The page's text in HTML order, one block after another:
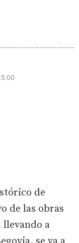
de
de las obras
llevando a